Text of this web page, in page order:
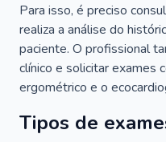
Para isso, é preciso
realiza a análise do
paciente. O profissional
clínico e solicitar exames
ergométrico e o
Tipos de